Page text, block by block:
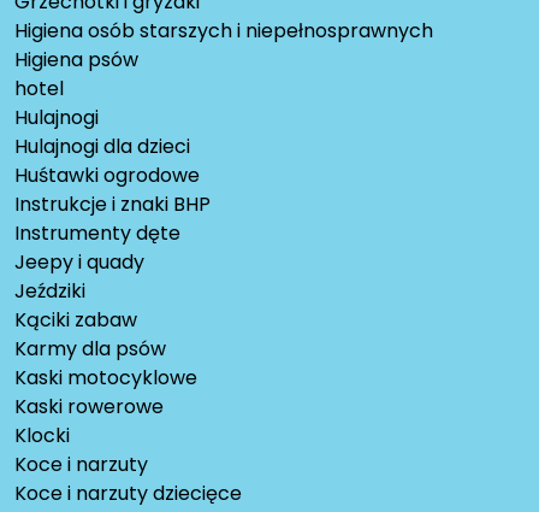
Higiena osób starszych i niepełnosprawnych
Higiena psów
hotel
Hulajnogi
Hulajnogi dla dzieci
Huśtawki ogrodowe
Instrukcje i znaki BHP
Instrumenty dęte
Jeepy i quady
Jeździki
Kąciki zabaw
Karmy dla psów
Kaski motocyklowe
Kaski rowerowe
Klocki
Koce i narzuty
Koce i narzuty dziecięce